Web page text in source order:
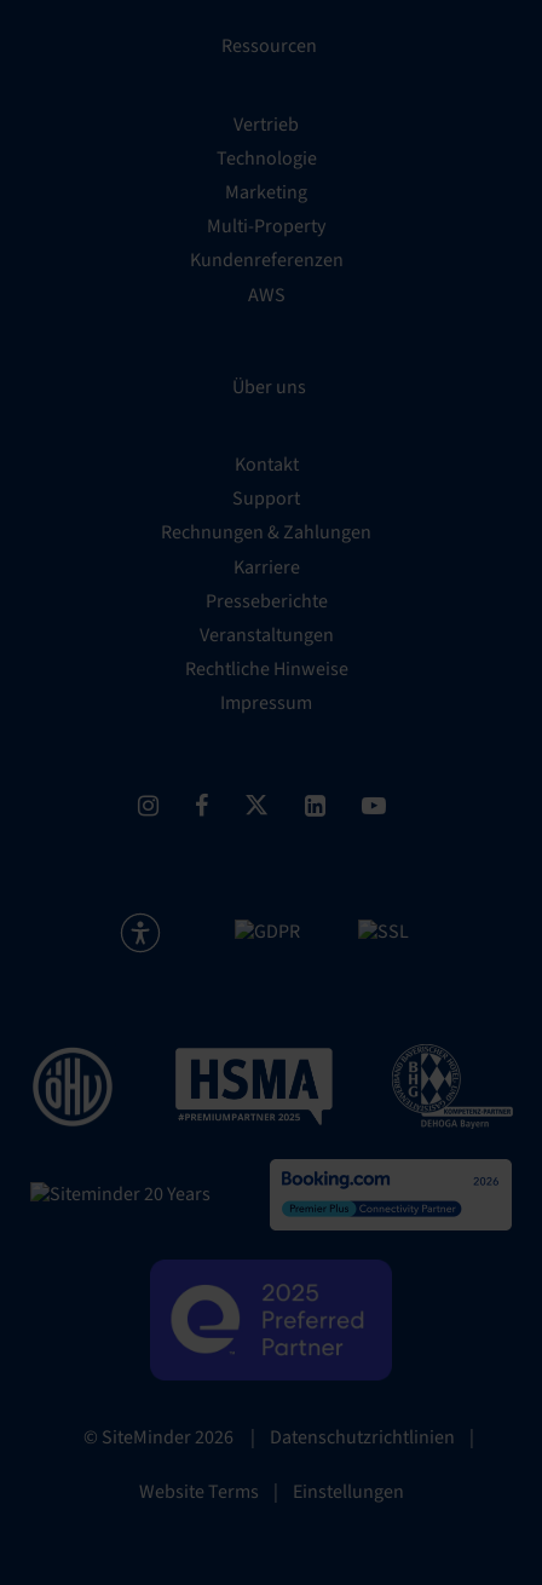
Ressourcen
Vertrieb
Technologie
Marketing
Multi-Property
Kundenreferenzen
AWS
Über uns
Kontakt
Support
Rechnungen & Zahlungen
Karriere
Presseberichte
Veranstaltungen
Rechtliche Hinweise
Impressum
© SiteMinder2026 | Datenschutzrichtlinien |
Website Terms | Einstellungen